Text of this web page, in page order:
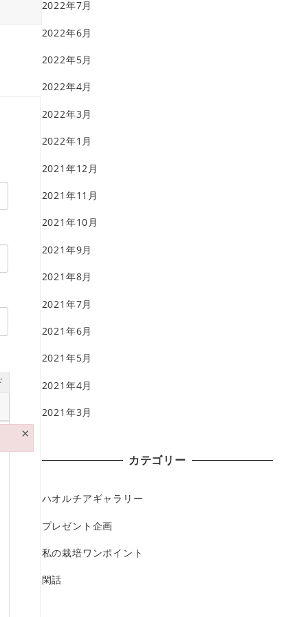
2022年7月
2022年6月
2022年5月
2022年4月
2022年3月
2022年1月
2021年12月
2021年11月
2021年10月
2021年9月
2021年8月
2021年7月
2021年6月
2021年5月
2021年4月
2021年3月
カテゴリー
ハオルチアギャラリー
プレゼント企画
私の栽培ワンポイント
閑話
×